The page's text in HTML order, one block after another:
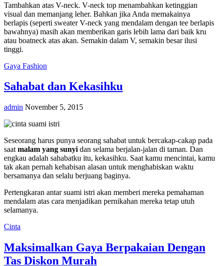
Tambahkan atas V-neck. V-neck top menambahkan ketinggian
visual dan memanjang leher. Bahkan jika Anda memakainya
berlapis (seperti sweater V-neck yang mendalam dengan tee berlapis
bawahnya) masih akan memberikan garis lebih lama dari baik kru
atau boatneck atas akan. Semakin dalam V, semakin besar ilusi
tinggi.
Gaya Fashion
Sahabat dan Kekasihku
admin November 5, 2015
Seseorang harus punya seorang sahabat untuk bercakap-cakap pada
saat malam yang sunyi dan selama berjalan-jalan di taman. Dan
engkau adalah sahabatku itu, kekasihku. Saat kamu mencintai, kamu
tak akan pernah kehabisan alasan untuk menghabiskan waktu
bersamanya dan selalu berjuang baginya.
Pertengkaran antar suami istri akan memberi mereka pemahaman
mendalam atas cara menjadikan pernikahan mereka tetap utuh
selamanya.
Cinta
Maksimalkan Gaya Berpakaian Dengan
Tas Diskon Murah